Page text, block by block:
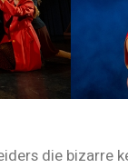
die bizarre